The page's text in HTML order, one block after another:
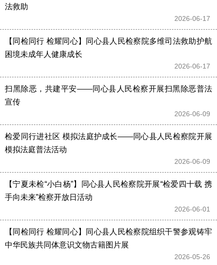
法救助
2026-06-17
【同检同行 检耀同心】同心县人民检察院多维司法救助护航
困境未成年人健康成长
2026-06-17
扫黑除恶，共建平安——同心县人民检察开展扫黑除恶普法
宣传
2026-06-09
检爱同行进社区 模拟法庭护成长——同心县人民检察院开展
模拟法庭普法活动
2026-06-09
【宁夏未检“小白杨”】同心县人民检察院开展“检爱四十载 携
手向未来”检察开放日活动
2026-06-01
【同检同行 检耀同心】同心县人民检察院组织干警参观铸牢
中华民族共同体意识文物古籍图片展
2026-05-26